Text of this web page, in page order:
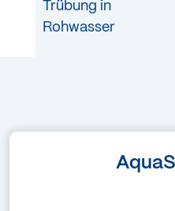
SIGRIST werden
Trübung in
Rohwasser